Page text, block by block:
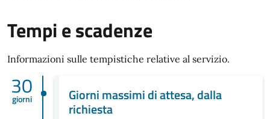
Tempi e scadenze
Informazioni sulle tempistiche relative al servizio.
30
giorni Giorni massimi di attesa, dalla
richiesta